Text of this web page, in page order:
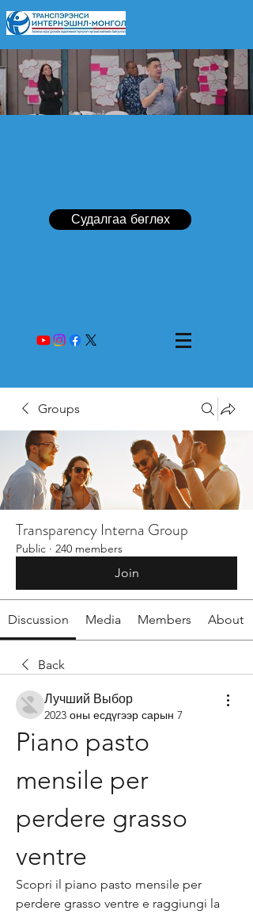
Судалгаа бөглөх
Groups
Transparency Interna Group
Public · 240 members
Join
Discussion Media Members About
Back
Лучший Выбор
2023 оны есдүгээр сарын 7
Piano pasto
mensile per
perdere grasso
ventre
Scopri il piano pasto mensile per
perdere grasso ventre e raggiungi la